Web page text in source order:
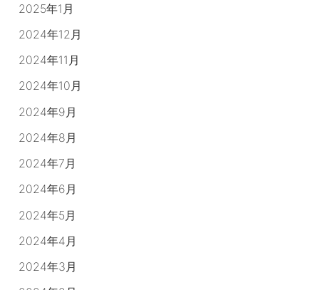
2025年1月
2024年12月
2024年11月
2024年10月
2024年9月
2024年8月
2024年7月
2024年6月
2024年5月
2024年4月
2024年3月